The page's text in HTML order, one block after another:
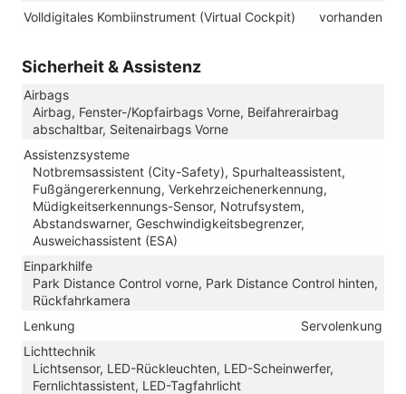
Volldigitales Kombiinstrument (Virtual Cockpit)
vorhanden
Sicherheit & Assistenz
Airbags
Airbag, Fenster-/Kopfairbags Vorne, Beifahrerairbag
abschaltbar, Seitenairbags Vorne
Assistenzsysteme
Notbremsassistent (City-Safety), Spurhalteassistent,
Fußgängererkennung, Verkehrzeichenerkennung,
Müdigkeitserkennungs-Sensor, Notrufsystem,
Abstandswarner, Geschwindigkeitsbegrenzer,
Ausweichassistent (ESA)
Einparkhilfe
Park Distance Control vorne, Park Distance Control hinten,
Rückfahrkamera
Lenkung
Servolenkung
Lichttechnik
Lichtsensor, LED-Rückleuchten, LED-Scheinwerfer,
Fernlichtassistent, LED-Tagfahrlicht